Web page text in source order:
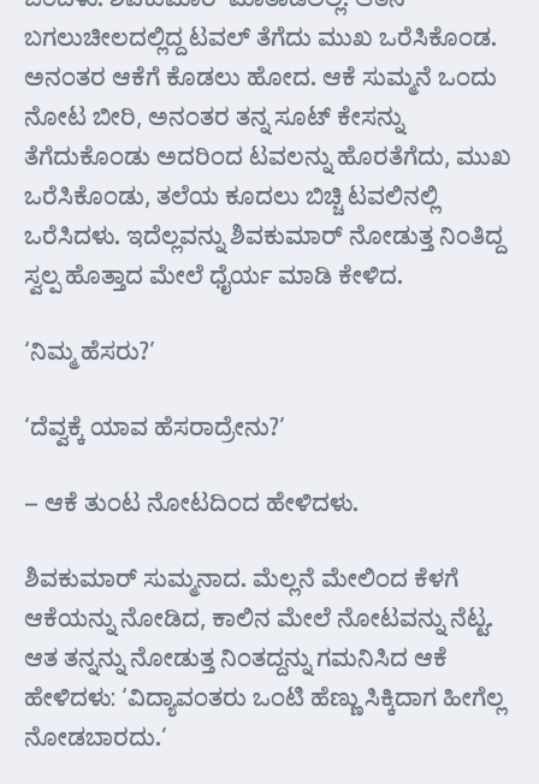
ಬಗಲುಚೀಲದಲ್ಲಿದ್ದ ಟವಲ್ ತೆಗೆದು ಮುಖ ಒರೆಸಿಕೊಂಡ.
ಅನಂತರ ಆಕೆಗೆ ಕೊಡಲು ಹೋದ. ಆಕೆ ಸುಮ್ಮನೆ ಒಂದು
ನೋಟ ಬೀರಿ, ಅನಂತರ ತನ್ನ ಸೂಟ್ ಕೇಸನ್ನು
ತೆಗೆದುಕೊಂಡು ಅದರಿಂದ ಟವಲನ್ನು ಹೊರತೆಗೆದು, ಮುಖ
ಒರೆಸಿಕೊಂಡು, ತಲೆಯ ಕೂದಲು ಬಿಚ್ಚಿ ಟವಲಿನಲ್ಲಿ
ಒರೆಸಿದಳು. ಇದೆಲ್ಲವನ್ನು ಶಿವಕುಮಾರ್ ನೋಡುತ್ತ ನಿಂತಿದ್ದ
ಸ್ವಲ್ಪ ಹೊತ್ತಾದ ಮೇಲೆ ಧೈರ್ಯ ಮಾಡಿ ಕೇಳಿದ.
‘ನಿಮ್ಮ ಹೆಸರು?’
‘ದೆವ್ವಕ್ಕೆ ಯಾವ ಹೆಸರಾದ್ರೇನು?’
– ಆಕೆ ತುಂಟ ನೋಟದಿಂದ ಹೇಳಿದಳು.
ಶಿವಕುಮಾರ್ ಸುಮ್ಮನಾದ. ಮೆಲ್ಲನೆ ಮೇಲಿಂದ ಕೆಳಗೆ
ಆಕೆಯನ್ನು ನೋಡಿದ, ಕಾಲಿನ ಮೇಲೆ ನೋಟವನ್ನು ನೆಟ್ಟ.
ಆತ ತನ್ನನ್ನು ನೋಡುತ್ತ ನಿಂತದ್ದನ್ನು ಗಮನಿಸಿದ ಆಕೆ
ಹೇಳಿದಳು: ‘ವಿದ್ಯಾವಂತರು ಒಂಟಿ ಹೆಣ್ಣು ಸಿಕ್ಕಿದಾಗ ಹೀಗೆಲ್ಲ
ನೋಡಬಾರದು.’